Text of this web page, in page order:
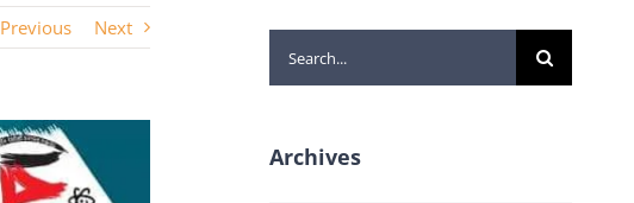
Previous Next
Search
for:
Archives